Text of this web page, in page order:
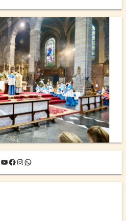
YouTube
Facebook
Instagram
WhatsApp